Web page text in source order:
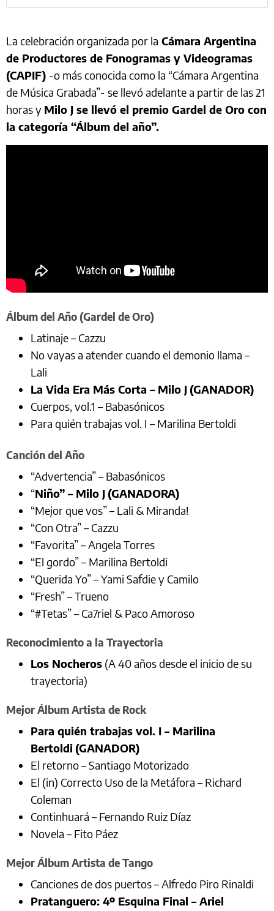
La celebración organizada por la Cámara Argentina
de Productores de Fonogramas y Videogramas
(CAPIF) -o más conocida como la “Cámara Argentina
de Música Grabada”- se llevó adelante a partir de las 21
horas y Milo J se llevó el premio Gardel de Oro con
la categoría “Álbum del año”.
Álbum del Año (Gardel de Oro)
Latinaje – Cazzu
No vayas a atender cuando el demonio llama –
Lali
La Vida Era Más Corta – Milo J (GANADOR)
Cuerpos, vol.1 – Babasónicos
Para quién trabajas vol. I – Marilina Bertoldi
Canción del Año
“Advertencia” – Babasónicos
“Niño” – Milo J (GANADORA)
“Mejor que vos” – Lali & Miranda!
“Con Otra” – Cazzu
“Favorita” – Angela Torres
“El gordo” – Marilina Bertoldi
“Querida Yo” – Yami Safdie y Camilo
“Fresh” – Trueno
“#Tetas” – Ca7riel & Paco Amoroso
Reconocimiento a la Trayectoria
Los Nocheros (A 40 años desde el inicio de su
trayectoria)
Mejor Álbum Artista de Rock
Para quién trabajas vol. I – Marilina
Bertoldi (GANADOR)
El retorno – Santiago Motorizado
El (in) Correcto Uso de la Metáfora – Richard
Coleman
Continhuará – Fernando Ruiz Díaz
Novela – Fito Páez
Mejor Álbum Artista de Tango
Canciones de dos puertos – Alfredo Piro Rinaldi
Pratanguero: 4º Esquina Final – Ariel